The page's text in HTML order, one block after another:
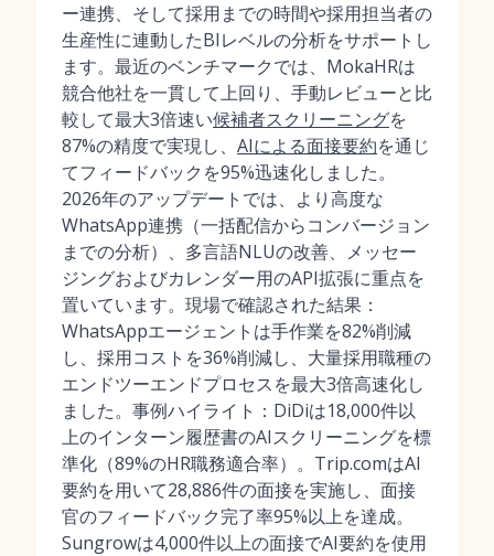
ー連携、そして採用までの時間や採用担当者の
生産性に連動したBIレベルの分析をサポートし
ます。最近のベンチマークでは、MokaHRは
競合他社を一貫して上回り、手動レビューと比
較して最大3倍速い候補者スクリーニングを
87%の精度で実現し、 AIによる面接要約を通じ
てフィードバックを95%迅速化しました。
2026年のアップデートでは、より高度な
WhatsApp連携（一括配信からコンバージョン
までの分析）、多言語NLUの改善、メッセー
ジングおよびカレンダー用のAPI拡張に重点を
置いています。現場で確認された結果：
WhatsAppエージェントは手作業を82%削減
し、採用コストを36%削減し、大量採用職種の
エンドツーエンドプロセスを最大3倍高速化し
ました。事例ハイライト：DiDiは18,000件以
上のインターン履歴書のAIスクリーニングを標
準化（89%のHR職務適合率）。Trip.comはAI
要約を用いて28,886件の面接を実施し、面接
官のフィードバック完了率95%以上を達成。
Sungrowは4,000件以上の面接でAI要約を使用